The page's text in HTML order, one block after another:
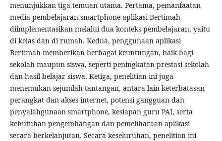
menunjukkan tiga temuan utama. Pertama, pemanfaatan
media pembelajaran smartphone aplikasi Bertimah
diimplementasikan melalui dua konteks pembelajaran, yaitu
di kelas dan di rumah. Kedua, penggunaan aplikasi
Bertimah memberikan berbagai keuntungan, baik bagi
sekolah maupun siswa, seperti peningkatan prestasi sekolah
dan hasil belajar siswa. Ketiga, penelitian ini juga
menemukan sejumlah tantangan, antara lain keterbatasan
perangkat dan akses internet, potensi gangguan dan
penyalahgunaan smartphone, kesiapan guru PAI, serta
kebutuhan pengembangan dan pemeliharaan aplikasi
secara berkelanjutan. Secara keseluruhan, penelitian ini